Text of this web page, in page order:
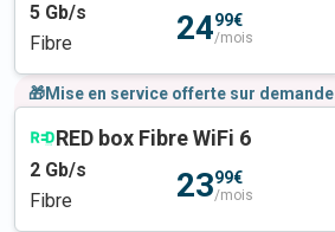
5 Gb/s
Fibre
2499€
/mois
🎁Mise en service offerte sur demande
RED box Fibre WiFi 6
2 Gb/s
Fibre
2399€
/mois